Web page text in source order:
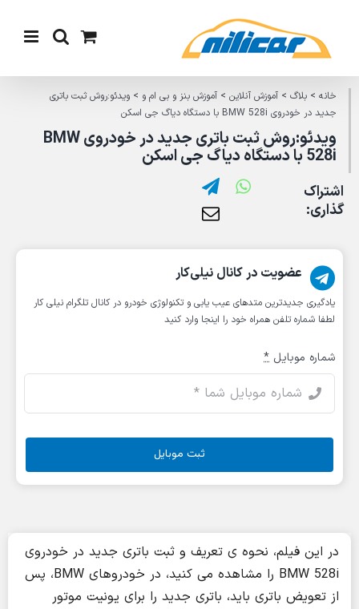
content
خانه> بلاگ> آموزش آنلاین> آموزش بنز و بی ام و > ویدئو:روش ثبت باتری
جدید در خودروی BMW 528i با دستگاه دیاگ جی اسکن
ویدئو:روش ثبت باتری جدید در خودروی BMW
528i با دستگاه دیاگ جی اسکن
اشتراک
گذاری:
در این فیلم، نحوه ی تعریف و ثبت باتری جدید در خودروی
BMW 528i را مشاهده می کنید، در خودروهای BMW، پس
از تعویض باتری باید، باتری جدید را برای یونیت موتور
عضویت در کانال نیلی‌کار
یادگیری جدیدترین متد‌های عیب یابی‌ و تکنولوژی خودرو در کانال تلگرام نیلی کار
لطفا شماره تلفن همراه خود را اینجا وارد کنید
شماره موبایل *
ثبت موبایل